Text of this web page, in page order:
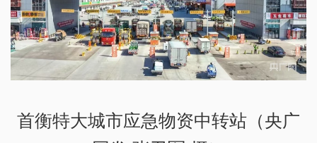
首衡特大城市应急物资中转站（央广